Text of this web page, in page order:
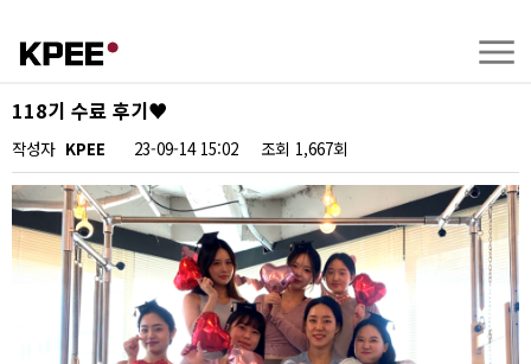
118기 수료 후기♥️
작성자 KPEE 23-09-14 15:02 조회 1,667회